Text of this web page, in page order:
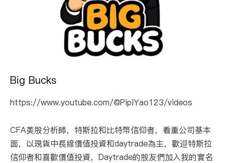
Big Bucks
https://www.youtube.com/@PipiYao123/videos
CFA美股分析師，特斯拉和比特幣信仰者，看重公司基本
面，以現貨中長線價值投資和daytrade為主，歡迎特斯拉
信仰者和喜歡價值投資，Daytrade的股友們加入我的實名